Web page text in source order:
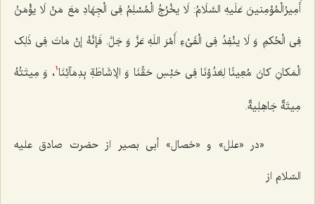
أَمِیرُالْمُؤمِنینَ عَلَیهِ السَّلَامُ: لَا یخْرُجُ الْمُسْلِمُ فِى الْجِهَادِ مَعَ مَنْ لَا یؤْمَنُ
فِى الْحُکمِ وَ لَا ینْفِدُ فِى الْفَىْ‌ءِ أَمْرَ اللَهِ عَزَّ وَ جَلَّ. فَإنَّهُ إنْ مَاتَ فِى ذَلِک
الْمَکانِ کانَ مُعِینًا لِعَدُوِّنَا فِى حَبْسِ حَقِّنَا وَ الإشَاطَةِ بِدِمَآئِنَا1، وَ مِیتَتُهُ
مِیتَةٌ جَاهِلِیةٌ.
«در «علل» و «خصال» أبى بصیر از حضرت صادق علیه
السّلام از